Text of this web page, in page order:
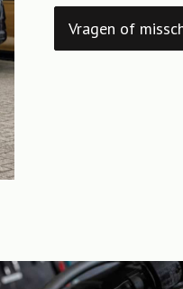
Vragen of